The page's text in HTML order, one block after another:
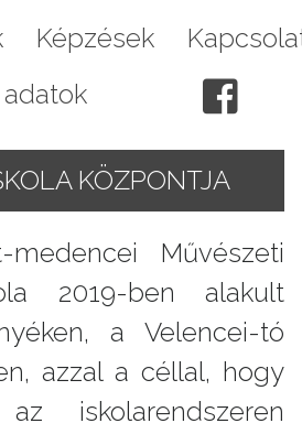
Képzések
KÖZPONTJA
medencei Művészeti
2019-ben alakult
a Velencei-tó
azzal a céllal, hogy
iskolarendszeren